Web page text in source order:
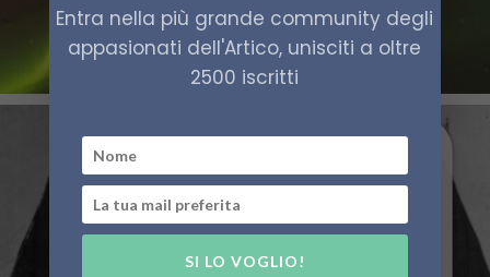
Entra nella più grande community degli
appasionati dell'Artico, unisciti a oltre
2500 iscritti
SI LO VOGLIO!